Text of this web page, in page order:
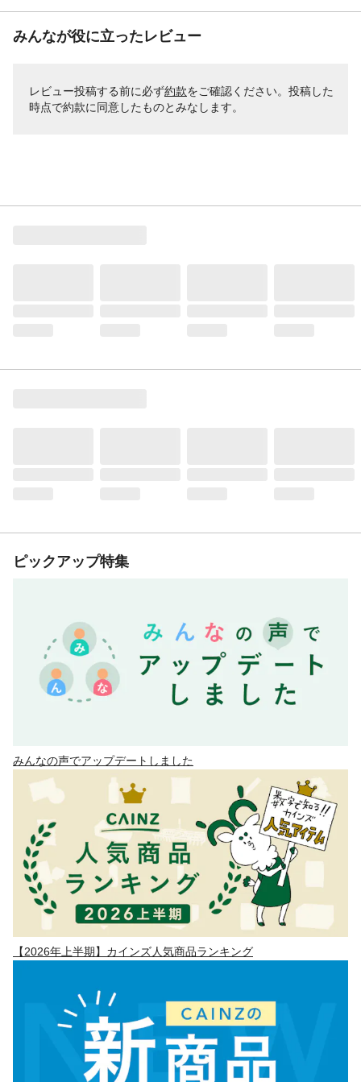
みんなが役に立ったレビュー
レビュー投稿する前に必ず約款をご確認ください。投稿した
時点で約款に同意したものとみなします。
ピックアップ特集
みんなの声でアップデートしました
【2026年上半期】カインズ人気商品ランキング